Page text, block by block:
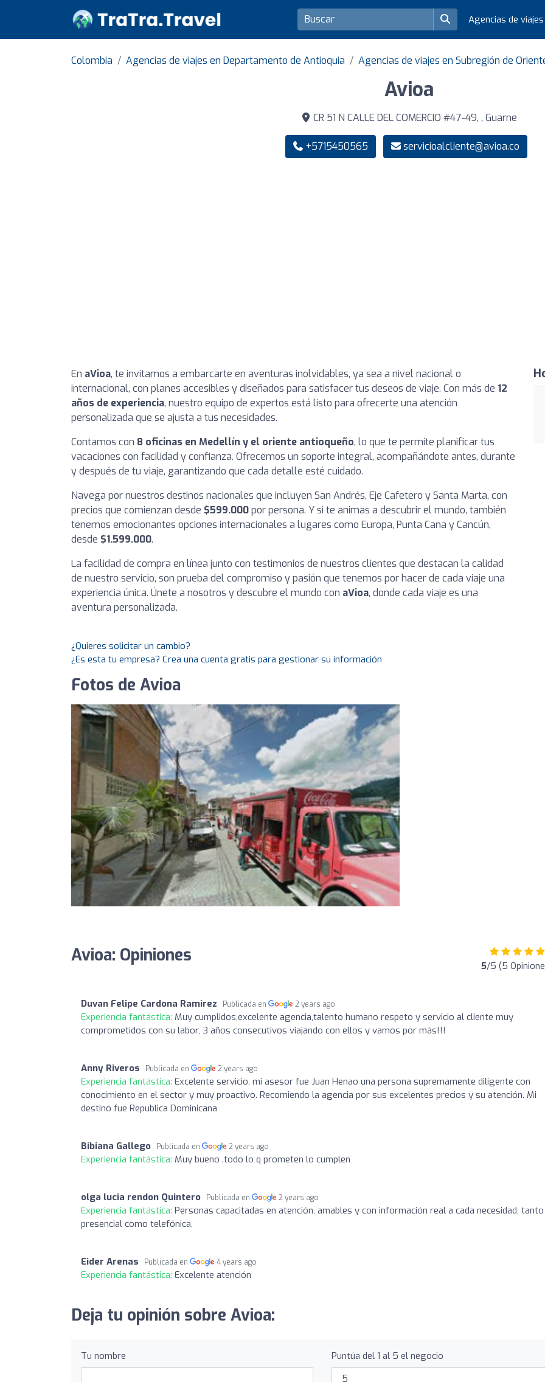
Agencias de
Colombia Agencias de viajes en Departamento de Antioquia Agencias de viajes en Subregión de
Avioa
CR 51 N CALLE DEL COMERCIO #47-49, , Guarne
+5715450565 servicioalcliente@avioa.co
En aVioa, te invitamos a embarcarte en aventuras inolvidables, ya sea a nivel nacional o
internacional, con planes accesibles y diseñados para satisfacer tus deseos de viaje. Con más de 12
años de experiencia, nuestro equipo de expertos está listo para ofrecerte una atención
personalizada que se ajusta a tus necesidades.
Contamos con 8 oficinas en Medellín y el oriente antioqueño, lo que te permite planificar tus
vacaciones con facilidad y confianza. Ofrecemos un soporte integral, acompañándote antes, durante
y después de tu viaje, garantizando que cada detalle esté cuidado.
Navega por nuestros destinos nacionales que incluyen San Andrés, Eje Cafetero y Santa Marta, con
precios que comienzan desde $599.000por persona. Y si te animas a descubrir el mundo, también
tenemos emocionantes opciones internacionales a lugares como Europa, Punta Cana y Cancún,
desde $1.599.000.
La facilidad de compra en línea junto con testimonios de nuestros clientes que destacan la calidad
de nuestro servicio, son prueba del compromiso y pasión que tenemos por hacer de cada viaje una
experiencia única. Únete a nosotros y descubre el mundo con aVioa, donde cada viaje es una
aventura personalizada.
¿Quieres solicitar un cambio?
¿Es esta tu empresa? Crea una cuenta gratis para gestionar su información
Fotos de Avioa
Avioa: Opiniones 5/5 (5
Duvan Felipe Cardona Ramirez Publicada en 2 years ago
Experiencia fantástica: Muy cumplidos,excelente agencia,talento humano respeto y servicio al cliente muy
comprometidos con su labor, 3 años consecutivos viajando con ellos y vamos por más!!!
Anny Riveros Publicada en 2 years ago
Experiencia fantástica: Excelente servicio, mi asesor fue Juan Henao una persona supremamente diligente con
conocimiento en el sector y muy proactivo. Recomiendo la agencia por sus excelentes precios y su atención. Mi
destino fue Republica Dominicana
Bibiana Gallego Publicada en 2 years ago
Experiencia fantástica: Muy bueno .todo lo q prometen lo cumplen
olga lucia rendon Quintero Publicada en 2 years ago
Experiencia fantástica: Personas capacitadas en atención, amables y con información real a cada necesidad, tanto
presencial como telefónica.
Eider Arenas Publicada en 4 years ago
Experiencia fantástica: Excelente atención
Deja tu opinión sobre Avioa:
Tu nombre Puntúa del 1 al 5 el negocio